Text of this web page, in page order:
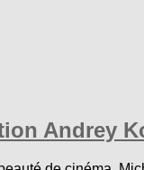
Andrey